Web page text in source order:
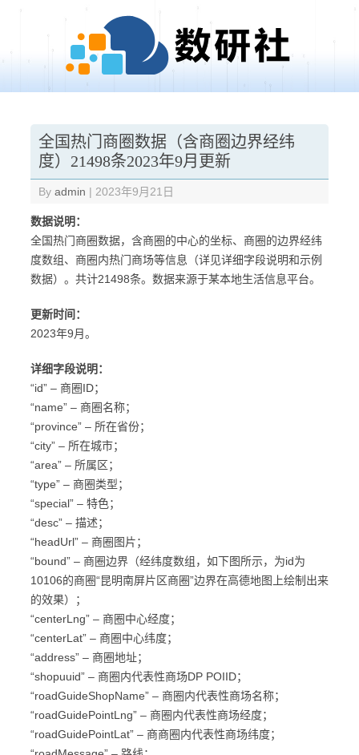
全国热门商圈数据（含商圈边界经纬
度）21498条2023年9月更新
By admin | 2023年9月21日
数据说明：
全国热门商圈数据，含商圈的中心的坐标、商圈的边界经纬
度数组、商圈内热门商场等信息（详见详细字段说明和示例
数据）。共计21498条。数据来源于某本地生活信息平台。
更新时间：
2023年9月。
详细字段说明：
“id” – 商圈ID；
“name” – 商圈名称；
“province” – 所在省份；
“city” – 所在城市；
“area” – 所属区；
“type” – 商圈类型；
“special” – 特色；
“desc” – 描述；
“headUrl” – 商圈图片；
“bound” – 商圈边界（经纬度数组，如下图所示，为id为
10106的商圈“昆明南屏片区商圈”边界在高德地图上绘制出来
的效果）；
“centerLng” – 商圈中心经度；
“centerLat” – 商圈中心纬度；
“address” – 商圈地址；
“shopuuid” – 商圈内代表性商场DP POIID；
“roadGuideShopName” – 商圈内代表性商场名称；
“roadGuidePointLng” – 商圈内代表性商场经度；
“roadGuidePointLat” – 商商圈内代表性商场纬度；